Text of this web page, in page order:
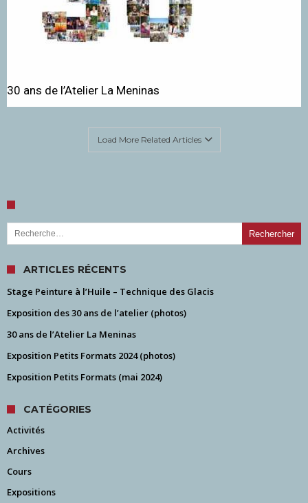
30 ans de l’Atelier La Meninas
Load More Related Articles
Rechercher :
ARTICLES RÉCENTS
Stage Peinture à l’Huile – Technique des Glacis
Exposition des 30 ans de l’atelier (photos)
30 ans de l’Atelier La Meninas
Exposition Petits Formats 2024 (photos)
Exposition Petits Formats (mai 2024)
CATÉGORIES
Activités
Archives
Cours
Expositions